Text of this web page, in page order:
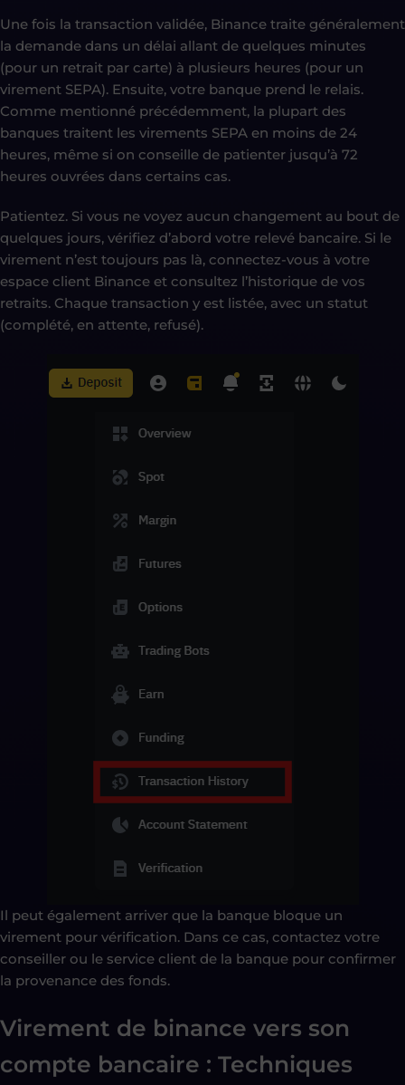
Une fois la transaction validée, Binance traite généralement
la demande dans un délai allant de quelques minutes
(pour un retrait par carte) à plusieurs heures (pour un
virement SEPA). Ensuite, votre banque prend le relais.
Comme mentionné précédemment, la plupart des
banques traitent les virements SEPA en moins de 24
heures, même si on conseille de patienter jusqu’à 72
heures ouvrées dans certains cas.
Patientez. Si vous ne voyez aucun changement au bout de
quelques jours, vérifiez d’abord votre relevé bancaire. Si le
virement n’est toujours pas là, connectez-vous à votre
espace client Binance et consultez l’historique de vos
retraits. Chaque transaction y est listée, avec un statut
(complété, en attente, refusé).
Il peut également arriver que la banque bloque un
virement pour vérification. Dans ce cas, contactez votre
conseiller ou le service client de la banque pour confirmer
la provenance des fonds.
Virement de binance vers son
compte bancaire : Techniques